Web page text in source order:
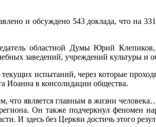
и обсуждено 543 доклада, что на
областной Думы Юрий
заведений, учреждений культуры и
испытаний, через которые
Иоанна в консолидации общества.
что является главным в жизни
Он также подчеркнул феномен
И здесь без Церкви достичь этого